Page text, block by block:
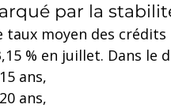
par la
taux moyen des
% en juillet. Dans le
ans,
ans,